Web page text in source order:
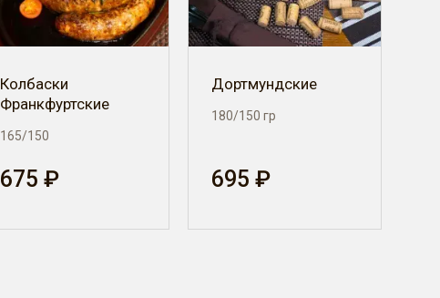
Колбаски
Франкфуртские
165/150
675 ₽
Дортмундские
180/150 гр
695 ₽